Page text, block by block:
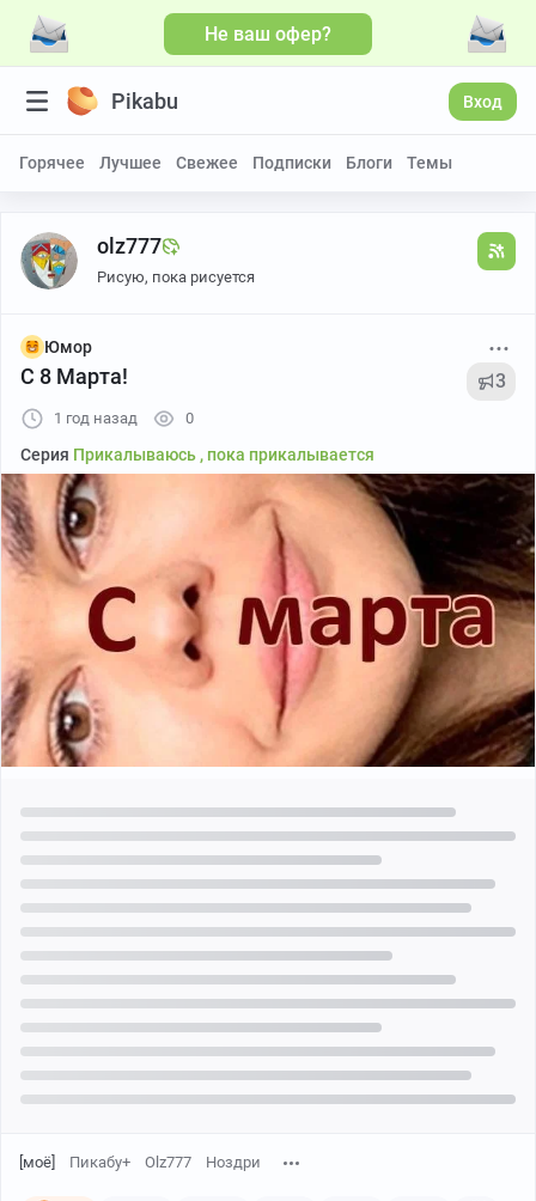
Не ваш офер?
Pikabu Вход
Горячее Лучшее Свежее Подписки Блоги Темы
olz777
Рисую, пока рисуется
Юмор
С 8 Марта! 3
1 год назад 0
Серия Прикалываюсь , пока прикалывается
[моё] Пикабу+ Olz777 Ноздри